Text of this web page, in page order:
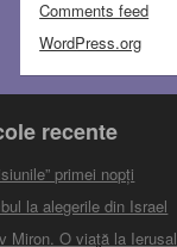
Comments feed
WordPress.org
recente
primei nopți
la alegerile din Israel
Miron. O viață la